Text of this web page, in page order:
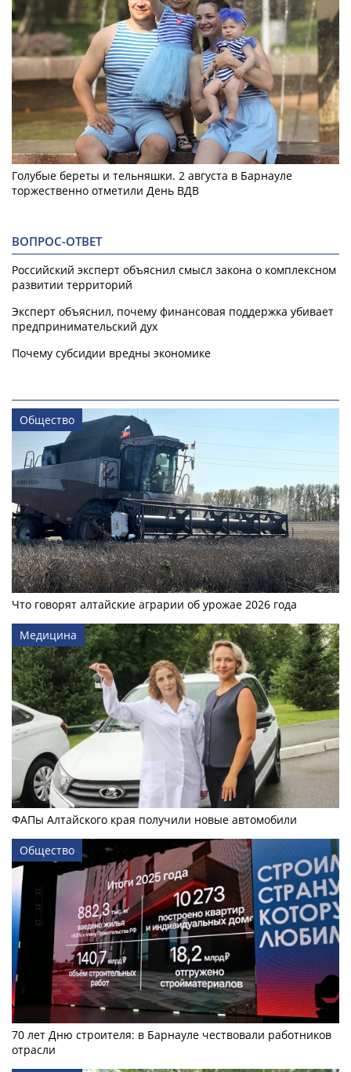
Голубые береты и тельняшки. 2 августа в Барнауле
торжественно отметили День ВДВ
ВОПРОС-ОТВЕТ
Российский эксперт объяснил смысл закона о комплексном
развитии территорий
Эксперт объяснил, почему финансовая поддержка убивает
предпринимательский дух
Почему субсидии вредны экономике
Общество
Что говорят алтайские аграрии об урожае 2026 года
Медицина
ФАПы Алтайского края получили новые автомобили
Общество
70 лет Дню строителя: в Барнауле чествовали работников
отрасли